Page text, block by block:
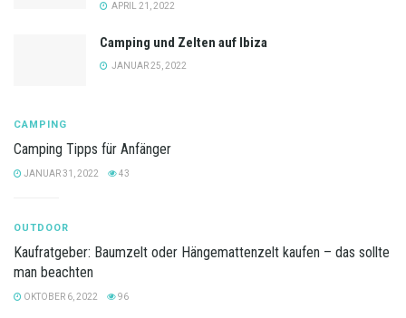
APRIL 21, 2022
Camping und Zelten auf Ibiza
JANUAR 25, 2022
CAMPING
Camping Tipps für Anfänger
JANUAR 31, 2022 43
OUTDOOR
Kaufratgeber: Baumzelt oder Hängemattenzelt kaufen – das sollte
man beachten
OKTOBER 6, 2022 96